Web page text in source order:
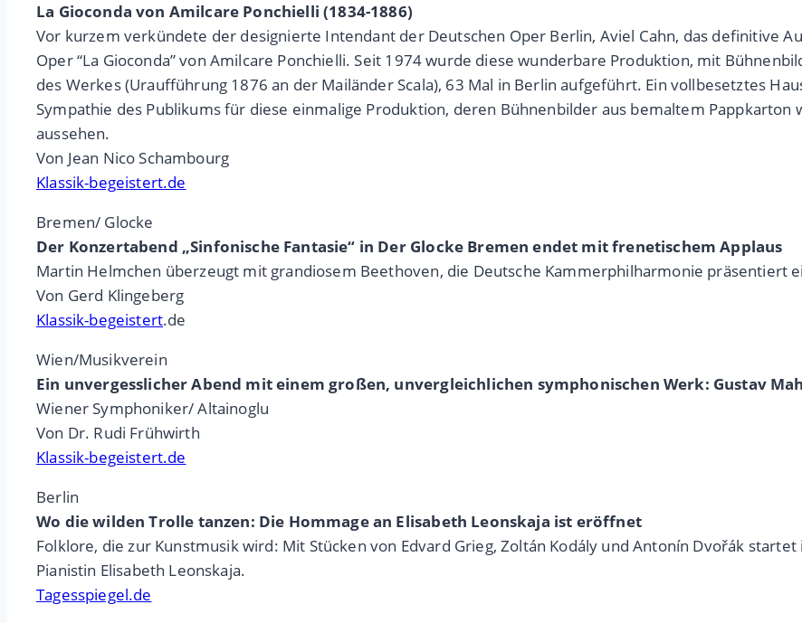
La Gioconda von Amilcare Ponchielli (1834-1886)
Vor kurzem verkündete der designierte Intendant der Deutschen Oper Berlin, Aviel Cahn, das definitive
Oper “La Gioconda” von Amilcare Ponchielli. Seit 1974 wurde diese wunderbare Produktion, mit
des Werkes (Uraufführung 1876 an der Mailänder Scala), 63 Mal in Berlin aufgeführt. Ein vollbesetztes
Sympathie des Publikums für diese einmalige Produktion, deren Bühnenbilder aus bemaltem Pappkarton
aussehen.
Von Jean Nico Schambourg
Klassik-begeistert.de
Bremen/ Glocke
Der Konzertabend „Sinfonische Fantasie“ in Der Glocke Bremen endet mit frenetischem Applaus
Martin Helmchen überzeugt mit grandiosem Beethoven, die Deutsche Kammerphilharmonie präsentiert
Von Gerd Klingeberg
Klassik-begeistert.de
Wien/Musikverein
Ein unvergesslicher Abend mit einem großen, unvergleichlichen symphonischen Werk: Gustav
Wiener Symphoniker/ Altainoglu
Von Dr. Rudi Frühwirth
Klassik-begeistert.de
Berlin
Wo die wilden Trolle tanzen: Die Hommage an Elisabeth Leonskaja ist eröffnet
Folklore, die zur Kunstmusik wird: Mit Stücken von Edvard Grieg, Zoltán Kodály und Antonín Dvořák
Pianistin Elisabeth Leonskaja.
Tagesspiegel.de